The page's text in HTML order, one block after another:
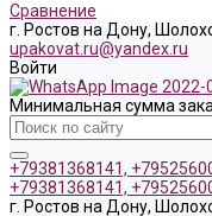
Сравнение
г. Ростов на Дону,
upakovat.ru@yandex.ru
Войти
Минимальная сумма
+79381368141,
+79381368141,
г. Ростов на Дону,